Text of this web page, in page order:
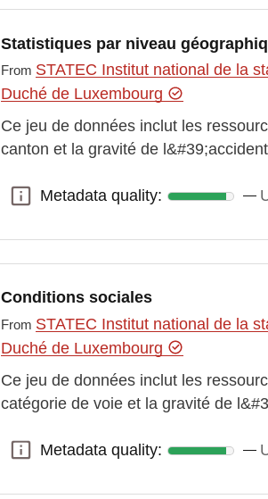
Statistiques par niveau
From STATEC Institut national de la
Duché de Luxembourg
Ce jeu de données inclut les
canton et la gravité de
Metadata quality:
Metadata quality:
Conditions sociales
From STATEC Institut national de la
Duché de Luxembourg
Ce jeu de données inclut les
catégorie de voie et la gravité de
Metadata quality:
Metadata quality: